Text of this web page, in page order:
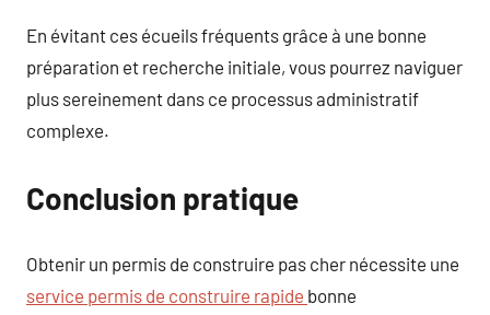
En évitant ces écueils fréquents grâce à une bonne
préparation et recherche initiale, vous pourrez naviguer
plus sereinement dans ce processus administratif
complexe.
Conclusion pratique
Obtenir un permis de construire pas cher nécessite une
service permis de construire rapide bonne